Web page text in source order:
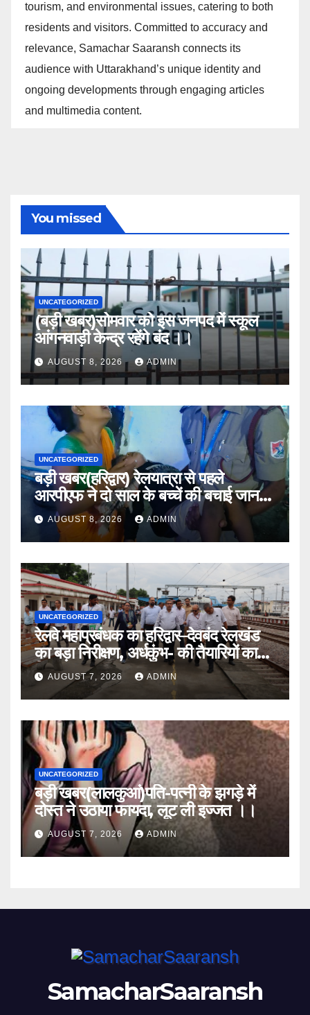
tourism, and environmental issues, catering to both
residents and visitors. Committed to accuracy and
relevance, Samachar Saaransh connects its
audience with Uttarakhand’s unique identity and
ongoing developments through engaging articles
and multimedia content.
You missed
UNCATEGORIZED
(बड़ी खबर)सोमवार को इस जनपद में स्कूल
आंगनवाड़ी केन्द्र रहेंगे बंद ।।
AUGUST 8, 2026 ADMIN
UNCATEGORIZED
बड़ी खबर(हरिद्वार) रेलयात्रा से पहले
आरपीएफ ने दो साल के बच्चें की बचाई जान
।।AUGUST 8, 2026 ADMIN
UNCATEGORIZED
रेलवे महाप्रबंधक का हरिद्वार–देवबंद रेलखंड
का बड़ा निरीक्षण, अर्धकुंभ- की तैयारियों का
लिया जायजा
AUGUST 7, 2026 ADMIN
UNCATEGORIZED
बड़ी खबर(लालकुआं)पति-पत्नी के झगड़े में
दोस्त ने उठाया फायदा, लूट ली इज्जत ।।
AUGUST 7, 2026 ADMIN
SamacharSaaransh